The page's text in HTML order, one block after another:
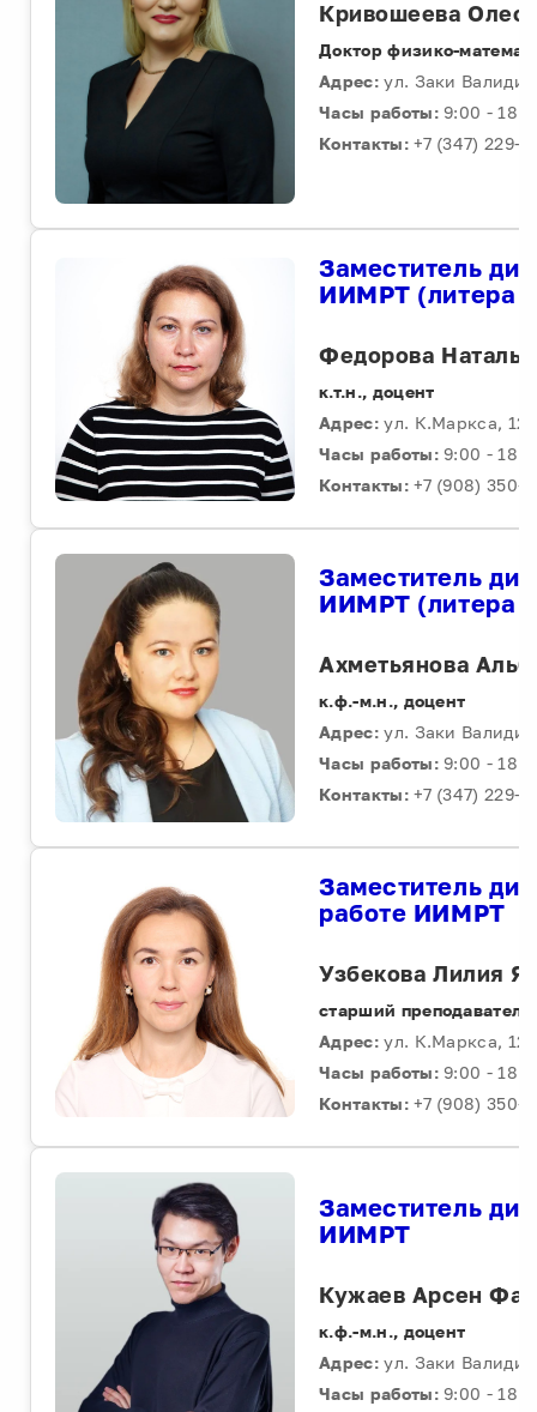
Кривошеева
Доктор физико-
Адрес:ул. Заки Валиди,
Часы работы:9:00 -
Контакты:+7 (347) 229-
Заместитель
ИИМРТ (литера
Федорова
к.т.н., доцент
Адрес:ул. К.Маркса, 12,
Часы работы:9:00 -
Контакты:+7 (908) 350-
Заместитель
ИИМРТ (литера
Ахметьянова
к.ф.-м.н., доцент
Адрес:ул. Заки Валиди,
Часы работы:9:00 -
Контакты:+7 (347) 229-
Заместитель
работе ИИМРТ
Узбекова Лилия
старший преподаватель
Адрес:ул. К.Маркса, 12,
Часы работы:9:00 -
Контакты:+7 (908) 350-
Заместитель
ИИМРТ
Кужаев Арсен
к.ф.-м.н., доцент
Адрес:ул. Заки Валиди,
Часы работы:9:00 -